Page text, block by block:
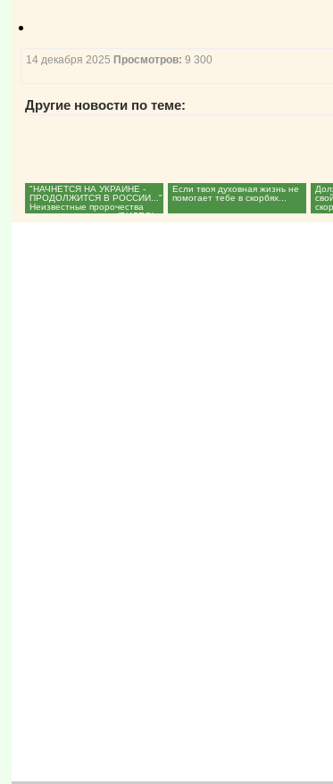
14 декабря 2025 Просмотров: 9 300
Другие новости по теме:
"НАЧНЕТСЯ НА УКРАИНЕ -
ПРОДОЛЖИТСЯ В РОССИИ..."
Неизвестные пророчества
известных старцев. (ВИДЕО)...
Если твоя духовная жизнь не
помогает тебе в скорбях...